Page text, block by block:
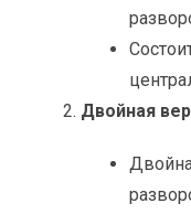
Двойная